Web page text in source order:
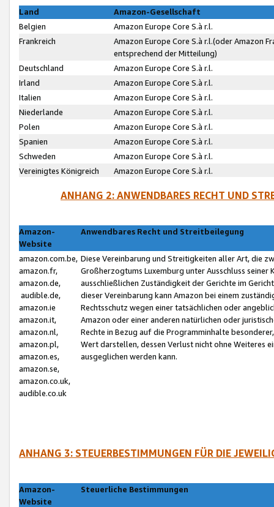
Land
Amazon-Gesellschaft
Belgien
Amazon Europe Core S.à r.l.
Frankreich
Amazon Europe Core S.à r.l.(oder Amazon
entsprechend der Mitteilung)
Deutschland
Amazon Europe Core S.à r.l.
Irland
Amazon Europe Core S.à r.l.
Italien
Amazon Europe Core S.à r.l.
Niederlande
Amazon Europe Core S.à r.l.
Polen
Amazon Europe Core S.à r.l.
Spanien
Amazon Europe Core S.à r.l.
Schweden
Amazon Europe Core S.à r.l.
Vereinigtes Königreich
Amazon Europe Core S.à r.l.
ANHANG 2: ANWENDBARES RECHT UND
Amazon-
Website
Anwendbares Recht und Streitbeilegung
amazon.com.be,
amazon.fr,
amazon.de,
audible.de,
amazon.ie
amazon.it,
amazon.nl,
amazon.pl,
amazon.es,
amazon.se,
amazon.co.uk,
audible.co.uk
Diese Vereinbarung und Streitigkeiten aller Art, die
Großherzogtums Luxemburg unter Ausschluss
ausschließlichen Zuständigkeit der Gerichte im
dieser Vereinbarung kann Amazon bei einem
Rechtsschutz wegen einer tatsächlichen oder
Amazon oder einer anderen natürlichen oder
Rechte in Bezug auf die Programminhalte
Wert darstellen, dessen Verlust nicht ohne Weiteres
ausgeglichen werden kann.
ANHANG 3: STEUERBESTIMMUNGEN FÜR DIE
Amazon-
Website
Steuerliche Bestimmungen